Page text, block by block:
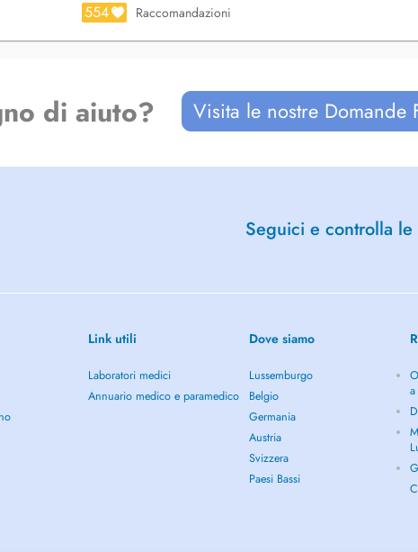
554 Raccomandazioni
di aiuto? Visita le nostre Domande
Seguici e controlla
Link utili
Laboratori medici
Annuario medico e paramedico
Dove siamo
Lussemburgo
Belgio
Germania
Austria
Svizzera
Paesi Bassi